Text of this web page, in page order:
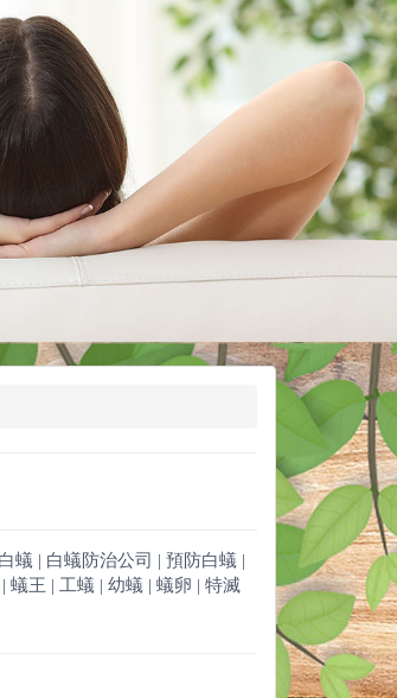
蟻 | 白蟻防治公司 | 預防白蟻 |
蟻王 | 工蟻 | 幼蟻 | 蟻卵 | 特滅